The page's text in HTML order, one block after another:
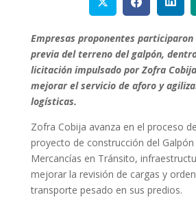
Empresas proponentes participaron
previa del terreno del galpón,
licitación impulsado por Zofra
mejorar el servicio de aforo y
logísticas.
Zofra Cobija avanza en el proceso
proyecto de construcción del
Mercancías en Tránsito,
mejorar la revisión de cargas y
transporte pesado en sus predios.